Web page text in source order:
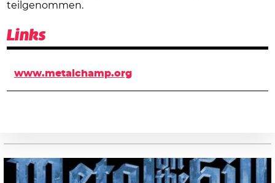
teilgenommen.
Links
www.metalchamp.org